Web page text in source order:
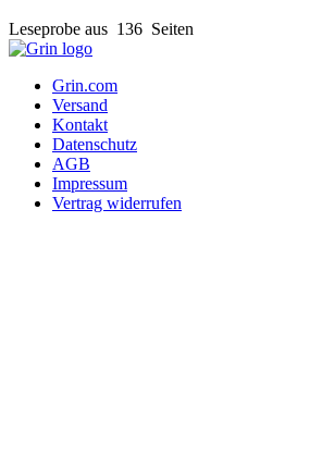
Leseprobe aus 136 Seiten
Grin.com
Versand
Kontakt
Datenschutz
AGB
Impressum
Vertrag widerrufen